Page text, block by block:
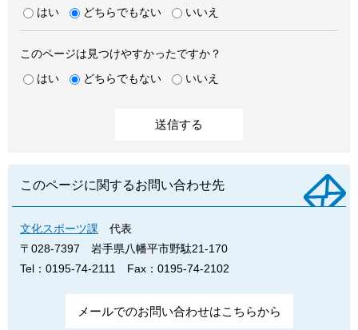
はい
どちらでもない いいえ
このページは見つけやすかったですか？
はい
どちらでもない いいえ
このページに関するお問い合わせ先
文化スポーツ課
代表
〒028-7397
岩手県八幡平市野駄21-170
Tel：0195-74-2111
Fax：0195-74-2102
メールでのお問い合わせはこちらから